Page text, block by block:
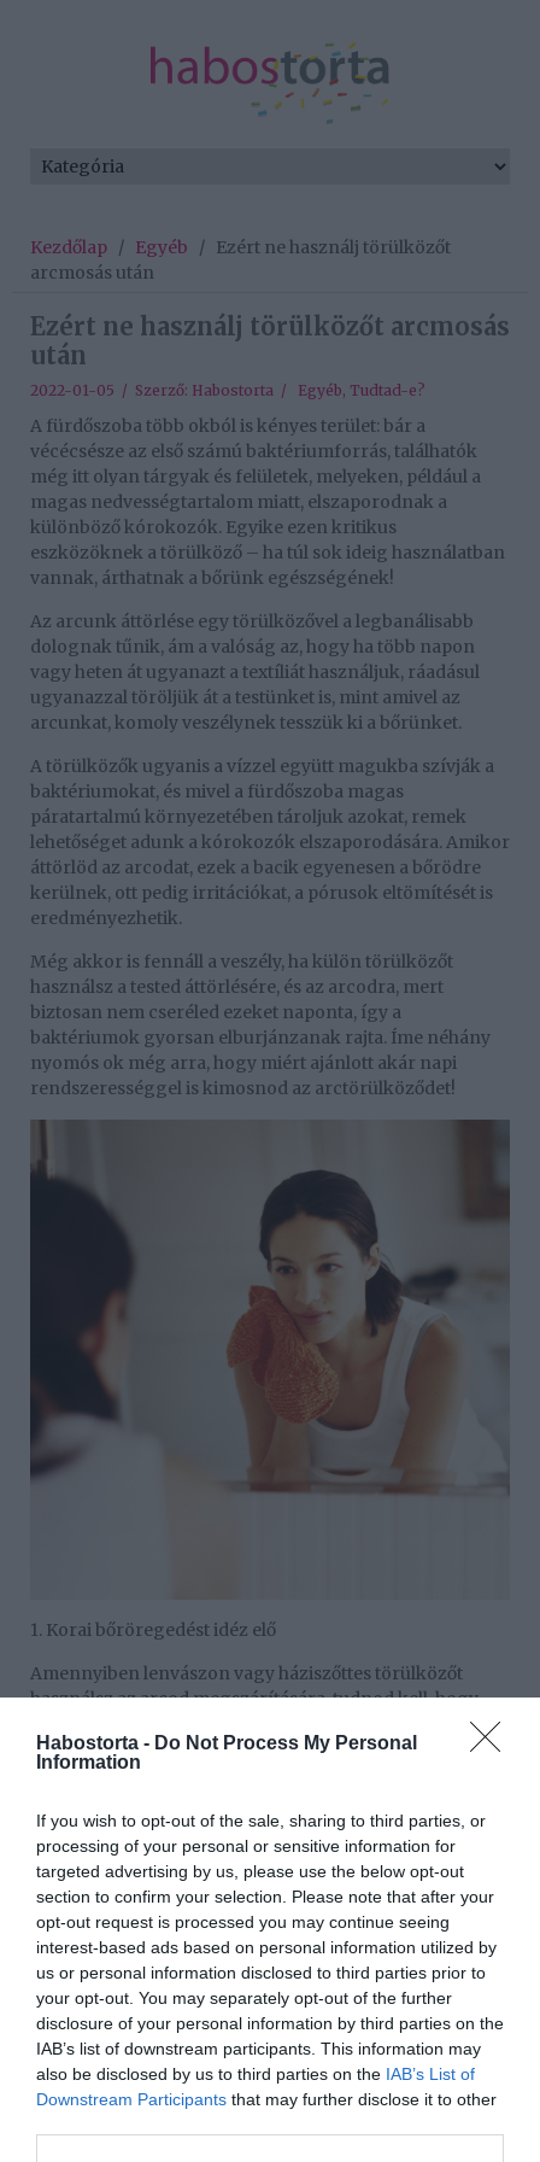
Habostorta - Do Not Process My Personal
Information
If you wish to opt-out of the sale, sharing to third parties, or
processing of your personal or sensitive information for
targeted advertising by us, please use the below opt-out
section to confirm your selection. Please note that after your
opt-out request is processed you may continue seeing
interest-based ads based on personal information utilized by
us or personal information disclosed to third parties prior to
your opt-out. You may separately opt-out of the further
disclosure of your personal information by third parties on the
IAB’s list of downstream participants. This information may
also be disclosed by us to third parties on the IAB’s List of
Downstream Participants that may further disclose it to other
Kezdőlap / Egyéb / Ezért ne használj törülközőt
arcmosás után
Ezért ne használj törülközőt arcmosás
után
2022-01-05 / Szerző: Habostorta / Egyéb, Tudtad-e?
A fürdőszoba több okból is kényes terület: bár a
vécécsésze az első számú baktériumforrás, találhatók
még itt olyan tárgyak és felületek, melyeken, például a
magas nedvességtartalom miatt, elszaporodnak a
különböző kórokozók. Egyike ezen kritikus
eszközöknek a törülköző – ha túl sok ideig használatban
vannak, árthatnak a bőrünk egészségének!
Az arcunk áttörlése egy törülközővel a legbanálisabb
dolognak tűnik, ám a valóság az, hogy ha több napon
vagy heten át ugyanazt a textíliát használjuk, ráadásul
ugyanazzal töröljük át a testünket is, mint amivel az
arcunkat, komoly veszélynek tesszük ki a bőrünket.
A törülközők ugyanis a vízzel együtt magukba szívják a
baktériumokat, és mivel a fürdőszoba magas
páratartalmú környezetében tároljuk azokat, remek
lehetőséget adunk a kórokozók elszaporodására. Amikor
áttörlöd az arcodat, ezek a bacik egyenesen a bőrödre
kerülnek, ott pedig irritációkat, a pórusok eltömítését is
eredményezhetik.
Még akkor is fennáll a veszély, ha külön törülközőt
használsz a tested áttörlésére, és az arcodra, mert
biztosan nem cseréled ezeket naponta, így a
baktériumok gyorsan elburjánzanak rajta. Íme néhány
nyomós ok még arra, hogy miért ajánlott akár napi
rendszerességgel is kimosnod az arctörülköződet!
1. Korai bőröregedést idéz elő
Amennyiben lenvászon vagy háziszőttes törülközőt
használsz az arcod megszárítására, tudnod kell, hogy
ennek anyaga túl durva a bőrnek, ezért a mindennapos
használata érzékenyebbé teheti az arcodat a különböző
fertőzésekre, ráncosodásra. Minél gyakrabban mosod
hogy jó ötlet ilyen fokú hámtalanításnak kitenned a
bőröd minden egyes alkalommal.
2. Felsérti a bőrt
Ha érzékeny a bőröd, törülközővel megszárítani az
arcodat cseppet sem a legjobb választás. Ezen textíliák
többsége ugyanis elég érdes felületű, ezért amikor a
bőröddel érintkeznek, pirosodást, irritációkat
okozhatnak.
3. Csökkenti az arcápoló termékek hatékonyságát